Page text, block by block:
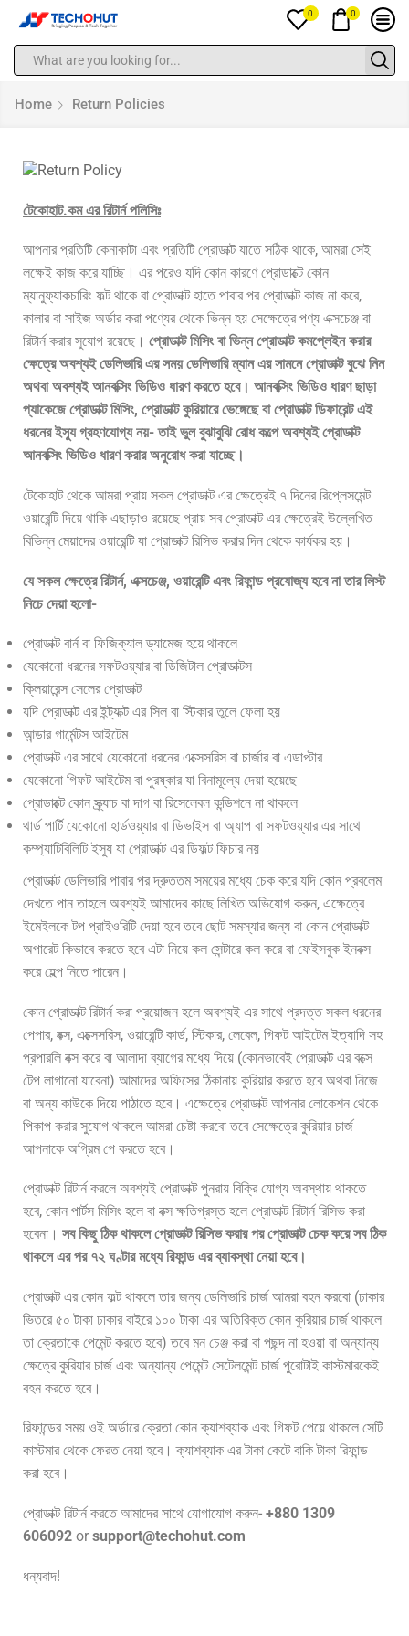
0 0
Home Return Policies
টেকোহাট.কম এর রিটার্ন পলিসিঃ
আপনার প্রতিটি কেনাকাটা এবং প্রতিটি প্রোডাক্ট যাতে সঠিক থাকে, আমরা সেই
লক্ষেই কাজ করে যাচ্ছি। এর পরেও যদি কোন কারণে প্রোডাক্টে কোন
ম্যানুফ্যাকচারিং ফল্ট থাকে বা প্রোডাক্ট হাতে পাবার পর প্রোডাক্ট কাজ না করে,
কালার বা সাইজ অর্ডার করা পণ্যের থেকে ভিন্ন হয় সেক্ষেত্রে পণ্য এক্সচেঞ্জ বা
রিটার্ন করার সুযোগ রয়েছে। প্রোডাক্ট মিসিং বা ভিন্ন প্রোডাক্ট কমপ্লেইন করার
ক্ষেত্রে অবশ্যই ডেলিভারি এর সময় ডেলিভারি ম্যান এর সামনে প্রোডাক্ট বুঝে নিন
অথবা অবশ্যই আনবক্সিং ভিডিও ধারণ করতে হবে। আনবক্সিং ভিডিও ধারণ ছাড়া
প্যাকেজে প্রোডাক্ট মিসিং, প্রোডাক্ট কুরিয়ারে ভেঙ্গেছে বা প্রোডাক্ট ডিফারেন্ট এই
ধরনের ইস্যু গ্রহণযোগ্য নয়- তাই ভুল বুঝাবুঝি রোধ কল্পে অবশ্যই প্রোডাক্ট
আনবক্সিং ভিডিও ধারণ করার অনুরোধ করা যাচ্ছে।
টেকোহাটথেকে আমরা প্রায় সকল প্রোডাক্ট এর ক্ষেত্রেই ৭ দিনের রিপ্লেসমেন্ট
ওয়ারেন্টি দিয়ে থাকি এছাড়াও রয়েছে প্রায় সব প্রোডাক্ট এর ক্ষেত্রেই উল্লেখিত
বিভিন্ন মেয়াদের ওয়ারেন্টি যা প্রোডাক্ট রিসিভ করার দিন থেকে কার্যকর হয়।
যে সকল ক্ষেত্রে রিটার্ন, এক্সচেঞ্জ, ওয়ারেন্টি এবং রিফান্ড প্রযোজ্য হবে না তার লিস্ট
নিচে দেয়া হলো-
প্রোডাক্ট বার্ন বা ফিজিক্যাল ড্যামেজ হয়ে থাকলে
যেকোনো ধরনের সফটওয়্যার বা ডিজিটাল প্রোডাক্টস
ক্লিয়ারেন্স সেলের প্রোডাক্ট
যদি প্রোডাক্ট এর ইন্ট্যাক্ট এর সিল বা স্টিকার তুলে ফেলা হয়
আন্ডার গার্মেন্টস আইটেম
প্রোডাক্ট এর সাথে যেকোনো ধরনের এক্সেসরিস বা চার্জার বা এডাপ্টার
যেকোনো গিফট আইটেম বা পুরষ্কার যা বিনামূল্যে দেয়া হয়েছে
প্রোডাক্টে কোন স্ক্র্যাচ বা দাগ বা রিসেলেবল কন্ডিশনে না থাকলে
থার্ড পার্টি যেকোনো হার্ডওয়্যার বা ডিভাইস বা অ্যাপ বা সফটওয়্যার এর সাথে
কম্প্যাটিবিলিটি ইস্যু যা প্রোডাক্ট এর ডিফল্ট ফিচার নয়
প্রোডাক্ট ডেলিভারি পাবার পর দ্রুততম সময়ের মধ্যে চেক করে যদি কোন প্রবলেম
দেখতে পান তাহলে অবশ্যই আমাদের কাছে লিখিত অভিযোগ করুন, এক্ষেত্রে
ইমেইলকে টপ প্রাইওরিটি দেয়া হবে তবে ছোট সমস্যার জন্য বা কোন প্রোডাক্ট
অপারেট কিভাবে করতে হবে এটা নিয়ে কল সেন্টারে কল করে বা ফেইসবুক ইনবক্স
করে হেল্প নিতে পারেন।
কোন প্রোডাক্ট রিটার্ন করা প্রয়োজন হলে অবশ্যই এর সাথে প্রদত্ত সকল ধরনের
পেপার, বক্স, এক্সেসরিস, ওয়ারেন্টি কার্ড, স্টিকার, লেবেল, গিফট আইটেম ইত্যাদি সহ
প্রপারলি বক্স করে বা আলাদা ব্যাগের মধ্যে দিয়ে (কোনভাবেই প্রোডাক্ট এর বক্সে
টেপ লাগানো যাবেনা) আমাদের অফিসের ঠিকানায় কুরিয়ার করতে হবে অথবা নিজে
বা অন্য কাউকে দিয়ে পাঠাতে হবে। এক্ষেত্রে প্রোডাক্ট আপনার লোকেশন থেকে
পিকাপ করার সুযোগ থাকলে আমরা চেষ্টা করবো তবে সেক্ষেত্রে কুরিয়ার চার্জ
আপনাকে অগ্রিম পে করতে হবে।
প্রোডাক্ট রিটার্ন করলে অবশ্যই প্রোডাক্ট পুনরায় বিক্রি যোগ্য অবস্থায় থাকতে
হবে, কোন পার্টস মিসিং হলে বা বক্স ক্ষতিগ্রস্ত হলে প্রোডাক্ট রিটার্ন রিসিভ করা
হবেনা। সব কিছু ঠিক থাকলে প্রোডাক্ট রিসিভ করার পর প্রোডাক্ট চেক করে সব ঠিক
থাকলে এর পর ৭২ ঘণ্টার মধ্যে রিফান্ড এর ব্যাবস্থা নেয়া হবে।
প্রোডাক্ট এর কোন ফল্ট থাকলে তার জন্য ডেলিভারি চার্জ আমরা বহন করবো (ঢাকার
ভিতরে ৫০ টাকা ঢাকার বাইরে ১০০ টাকা এর অতিরিক্ত কোন কুরিয়ার চার্জ থাকলে
তা ক্রেতাকে পেমেন্ট করতে হবে) তবে মন চেঞ্জ করা বা পছন্দ না হওয়া বা অন্যান্য
ক্ষেত্রে কুরিয়ার চার্জ এবং অন্যান্য পেমেন্ট সেটেলমেন্ট চার্জ পুরোটাই কাস্টমারকেই
বহন করতে হবে।
রিফান্ডের সময় ওই অর্ডারে ক্রেতা কোন ক্যাশব্যাক এবং গিফট পেয়ে থাকলে সেটি
কাস্টমার থেকে ফেরত নেয়া হবে। ক্যাশব্যাক এর টাকা কেটে বাকি টাকা রিফান্ড
করা হবে।
প্রোডাক্ট রিটার্ন করতে আমাদের সাথে যোগাযোগ করুন- +880 1309
606092 or support@techohut.com
ধন্যবাদ!